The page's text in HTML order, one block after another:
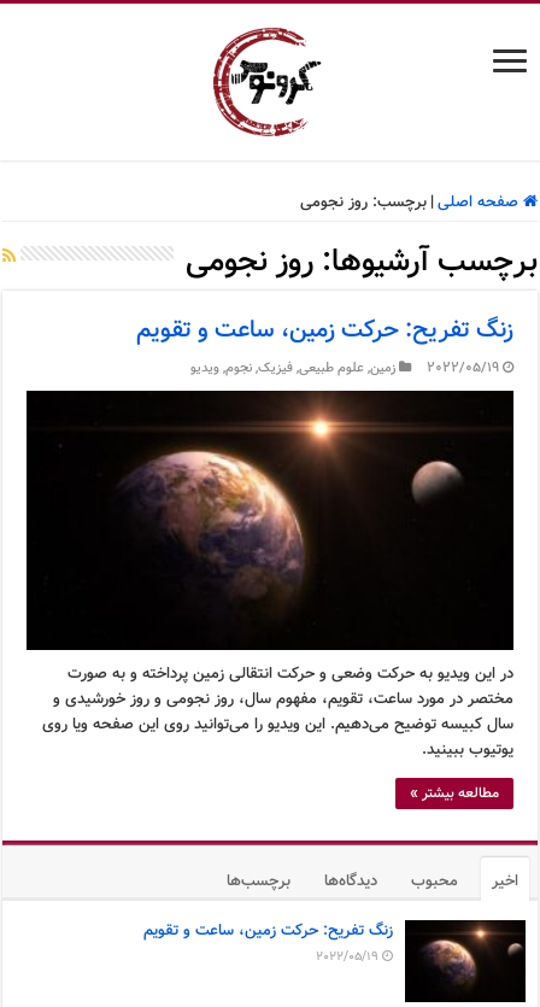
صفحه اصلی| برچسب:روز نجومی
برچسب آرشیوها:روز نجومی
زنگ تفریح: حرکت زمین، ساعت و تقویم
2022/05/19 زمین,علوم طبیعی,فیزیک,نجوم,ویدیو
در این ویدیو به حرکت وضعی و حرکت انتقالی زمین پرداخته و به صورت
مختصر در مورد ساعت، تقویم، مفهوم سال، روز نجومی و روز خورشیدی و
سال کبیسه توضیح می‌دهیم. این ویدیو را می‌توانید روی این صفحه ویا روی
یوتیوب ببینید.
مطالعه بیشتر »
اخیر محبوب دیدگاه‌ها برچسب‌ها
زنگ تفریح: حرکت زمین، ساعت و تقویم
2022/05/19